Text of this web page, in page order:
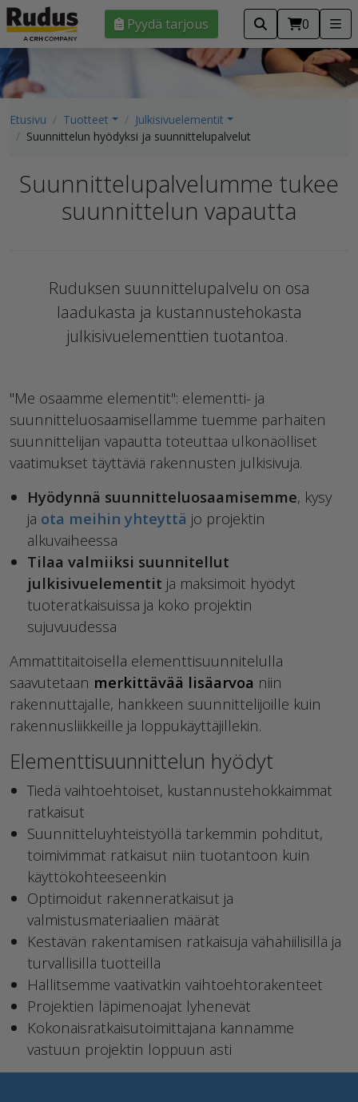
Pyydä tarjous 0
Etusivu Tuotteet
Julkisivuelementit
Suunnittelun hyödyksi ja suunnittelupalvelut
Suunnittelupalvelumme tukee
suunnittelun vapautta
Ruduksen suunnittelupalvelu on osa
laadukasta ja kustannustehokasta
julkisivuelementtien tuotantoa.
"Me osaamme elementit": elementti- ja
suunnitteluosaamisellamme tuemme parhaiten
suunnittelijan vapautta toteuttaa ulkonäölliset
vaatimukset täyttäviä rakennusten julkisivuja.
Hyödynnä suunnitteluosaamisemme, kysy
ja ota meihin yhteyttä jo projektin
alkuvaiheessa
Tilaa valmiiksi suunnitellut
julkisivuelementit ja maksimoit hyödyt
tuoteratkaisuissa ja koko projektin
sujuvuudessa
Ammattitaitoisella elementtisuunnitelulla
saavutetaan merkittävää lisäarvoa niin
rakennuttajalle, hankkeen suunnittelijoille kuin
rakennusliikkeille ja loppukäyttäjillekin.
Elementtisuunnittelun hyödyt
Tiedä vaihtoehtoiset, kustannustehokkaimmat
ratkaisut
Suunnitteluyhteistyöllä tarkemmin pohditut,
toimivimmat ratkaisut niin tuotantoon kuin
käyttökohteeseenkin
Optimoidut rakenneratkaisut ja
valmistusmateriaalien määrät
Kestävän rakentamisen ratkaisuja vähähiilisillä ja
turvallisilla tuotteilla
Hallitsemme vaativatkin vaihtoehtorakenteet
Projektien läpimenoajat lyhenevät
Kokonaisratkaisutoimittajana kannamme
vastuun projektin loppuun asti